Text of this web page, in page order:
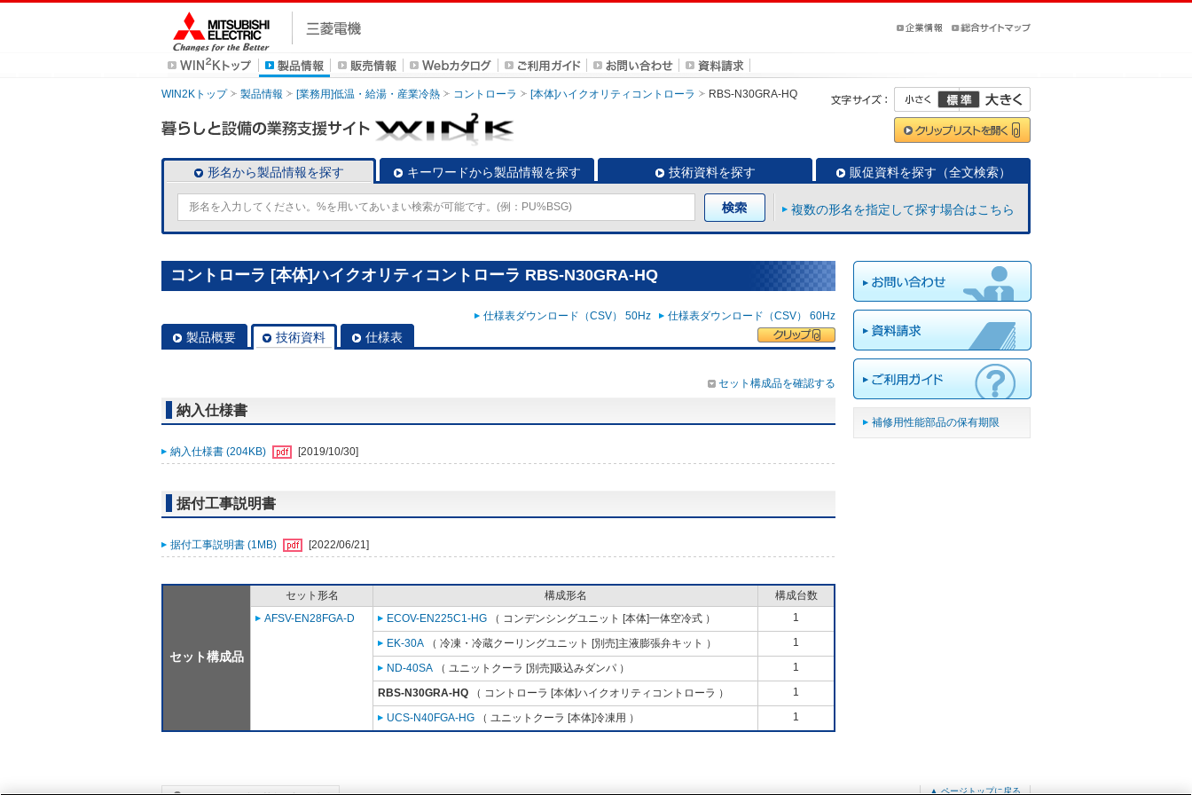
WIN2Kトップ 製品情報 [業務用]低温・給湯・産業冷熱 コントローラ [本体]ハイクオリティコントローラ RBS-N30GRA-HQ
形名から製品情報を探す キーワードから製品情報を探す 技術資料を探す 販促資料を探す（全文検索）
複数の形名を指定して探す場合はこちら
コントローラ [本体]ハイクオリティコントローラ RBS-N30GRA-HQ
仕様表ダウンロード（CSV） 50Hz 仕様表ダウンロード（CSV） 60Hz
製品概要 技術資料 仕様表
セット構成品を確認する
納入仕様書
納入仕様書 (204KB) [2019/10/30]
据付工事説明書
据付工事説明書 (1MB) [2022/06/21]
セット構成品
セット形名 構成形名
構成台数
AFSV-EN28FGA-D
ECOV-EN225C1-HG （ コンデンシングユニット [本体]一体空冷式 ） 1
EK-30A （ 冷凍・冷蔵クーリングユニット [別売]主液膨張弁キット ） 1
ND-40SA （ ユニットクーラ [別売]吸込みダンパ ） 1
RBS-N30GRA-HQ （ コントローラ [本体]ハイクオリティコントローラ ） 1
UCS-N40FGA-HG （ ユニットクーラ [本体]冷凍用 ） 1
補修用性能部品の保有期限
▲ ページトップに戻る